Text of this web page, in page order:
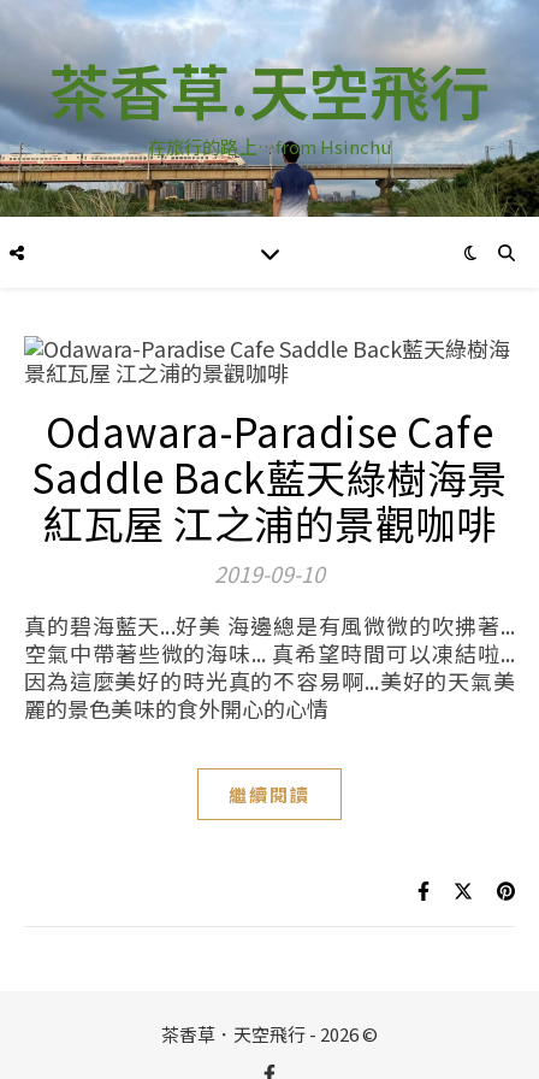
茶香草.天空飛行
在旅行的路上…from Hsinchu
Odawara-Paradise Cafe
Saddle Back藍天綠樹海景
紅瓦屋 江之浦的景觀咖啡
2019-09-10
真的碧海藍天...好美 海邊總是有風微微的吹拂著...
空氣中帶著些微的海味... 真希望時間可以凍結啦...
因為這麼美好的時光真的不容易啊...美好的天氣美
麗的景色美味的食外開心的心情
繼續閱讀
茶香草．天空飛行 - 2026 ©